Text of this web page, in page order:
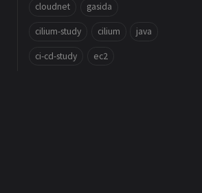
cloudnet gasida
cilium-study cilium java
ci-cd-study ec2